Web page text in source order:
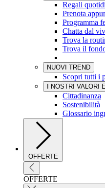
Regali
Prenota
Programma
Chatta dal
Trova la
Trova il
NUOVI TREND
Scopri tutti i
I NOSTRI VALORI
Cittadinanza
Sostenibilità
Glossario
OFFERTE
OFFERTE